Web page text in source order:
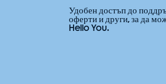
Удобен достъп до
оферти и други, за да
Hello You.